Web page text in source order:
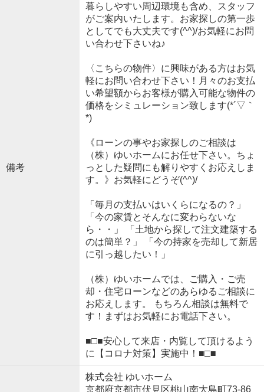
備考
暮らしやすい周辺環境も含め、スタッフ
がご案内いたします。お家探しの第一歩
としてでも大丈夫です(^^)/お気軽にお問
い合わせ下さいね♪
〈こちらの物件〉に興味がある方はお気
軽にお問い合わせ下さい！月々のお支払
い希望額からお客様が購入可能な物件の
価格をシミュレーション致します(*´▽｀
*)
《ローンの事やお家探しのご相談は
（株）ゆいホームにお任せ下さい。ちょ
っとした疑問にも解りやすくお応えしま
す。》お気軽にどうぞ(^^)/
「毎月の支払いはいくらになるの？」
「今の家賃とそんなに変わらないな
ら・・」 「土地から探して注文建築する
のは簡単？」 「今の持家を売却して新居
に引っ越したい！」
（株）ゆいホームでは、ご購入・ご売
却・住宅ローンなどのあらゆるご相談に
お応えします。 もちろん相談は無料で
す！まずはお気軽にお電話下さい。
■□■安心して来店・内覧して頂けるよう
に【コロナ対策】実施中！■□■
株式会社 ゆいホーム
京都府京都市伏見区桃山南大島町73-86